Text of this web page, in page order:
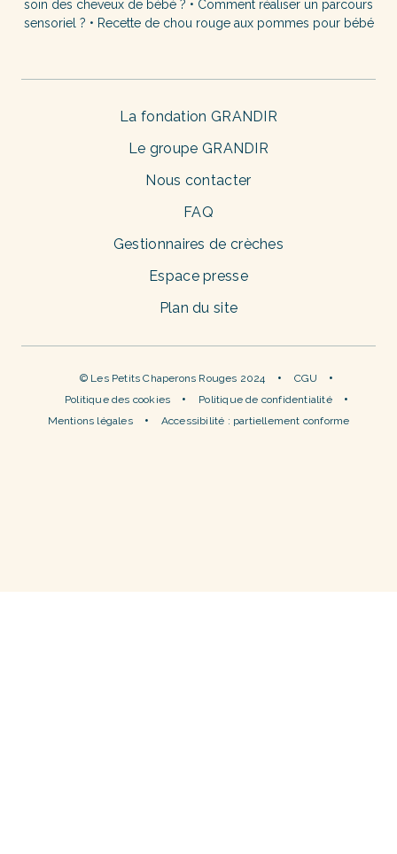
soin des cheveux de bébé ? • Comment réaliser un parcours
sensoriel ? • Recette de chou rouge aux pommes pour bébé
La fondation GRANDIR
Le groupe GRANDIR
Nous contacter
FAQ
Gestionnaires de crèches
Espace presse
Plan du site
© Les Petits Chaperons Rouges 2024
CGU
Politique des cookies
Politique de confidentialité
Mentions légales
Accessibilité : partiellement conforme